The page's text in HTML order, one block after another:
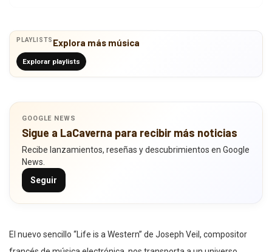
PLAYLISTS Explora más música
Explorar playlists
GOOGLE NEWS
Sigue a LaCaverna para recibir más noticias
Recibe lanzamientos, reseñas y descubrimientos en Google
News.
Seguir
El nuevo sencillo “Life is a Western” de Joseph Veil, compositor